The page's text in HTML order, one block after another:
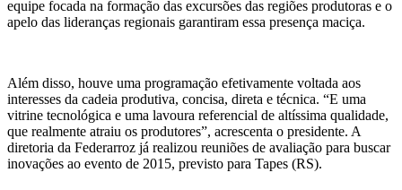
equipe focada na formação das excursões das regiões produtoras e o
apelo das lideranças regionais garantiram essa presença maciça.
Além disso, houve uma programação efetivamente voltada aos
interesses da cadeia produtiva, concisa, direta e técnica. “E uma
vitrine tecnológica e uma lavoura referencial de altíssima qualidade,
que realmente atraiu os produtores”, acrescenta o presidente. A
diretoria da Federarroz já realizou reuniões de avaliação para buscar
inovações ao evento de 2015, previsto para Tapes (RS).